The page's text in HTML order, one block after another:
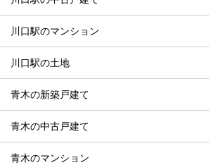
川口駅のマンション
川口駅の土地
青木の新築戸建て
青木の中古戸建て
青木のマンション